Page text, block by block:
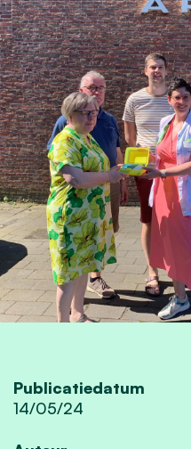
Publicatiedatum
14/05/24